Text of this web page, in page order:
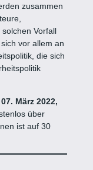
zusammen
Vorfall
vor allem an
die sich
März 2022,
über
ist auf 30